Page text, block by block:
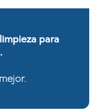
para